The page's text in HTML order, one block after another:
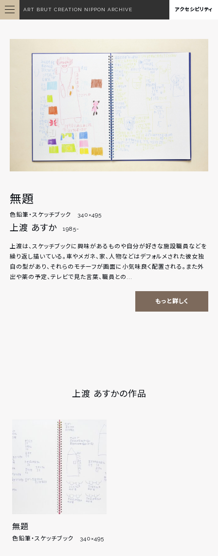
ART BRUT CREATION NIPPON ARCHIVE アクセシビリティ
無題
色鉛筆・スケッチブック 340×495
上渡 あすか 1985-
上渡は、スケッチブックに興味があるものや自分が好きな施設職員などを
繰り返し描いている。車やメガネ、家、人物などはデフォルメされた彼女独
自の型があり、それらのモチーフが画面に小気味良く配置される。また外
出や薬の予定、テレビで見た言葉、職員との...
もっと詳しく
上渡 あすかの作品
無題
色鉛筆・スケッチブック 340×495